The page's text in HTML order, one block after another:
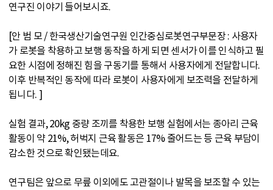
연구진 이야기 들어보시죠.
[안 범 모 / 한국생산기술연구원 인간중심로봇연구부문장 : 사용자
가 로봇을 착용하고 보행 동작을 하게 되면 센서가 이를 인식하고 필
요한 시점에 정해진 힘을 구동기를 통해서 사용자에게 전달합니다.
이후 반복적인 동작에 따라 로봇이 사용자에게 보조력을 전달하게
됩니다. ]
실험 결과, 20kg 중량 조끼를 착용한 보행 실험에서는 종아리 근육
활동이 약 21%, 허벅지 근육 활동은 17% 줄어드는 등 근육 부담이
감소한 것으로 확인됐는데요.
연구팀은 앞으로 무릎 이외에도 고관절이나 발목을 보조할 수 있는